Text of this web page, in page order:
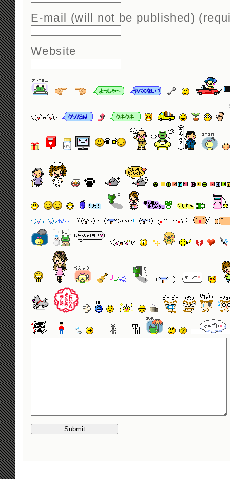
E-mail (will not be published)
Website